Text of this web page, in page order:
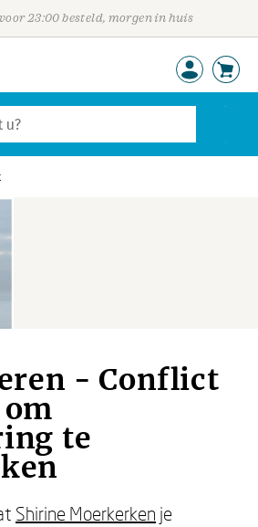
23:00 besteld, morgen in huis
- Conflict
te
Shirine Moerkerken je